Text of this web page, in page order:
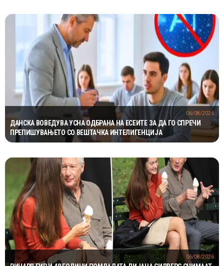
ДАНСКА ВОВЕДУВА УСНА ОДБРАНА НА ЕСЕИТЕ ЗА ДА ГО СПРЕЧИ
ПРЕПИШУВАЊЕТО СО ВЕШТАЧКА ИНТЕЛИГЕНЦИЈА
06/08/2026
06/08/2026